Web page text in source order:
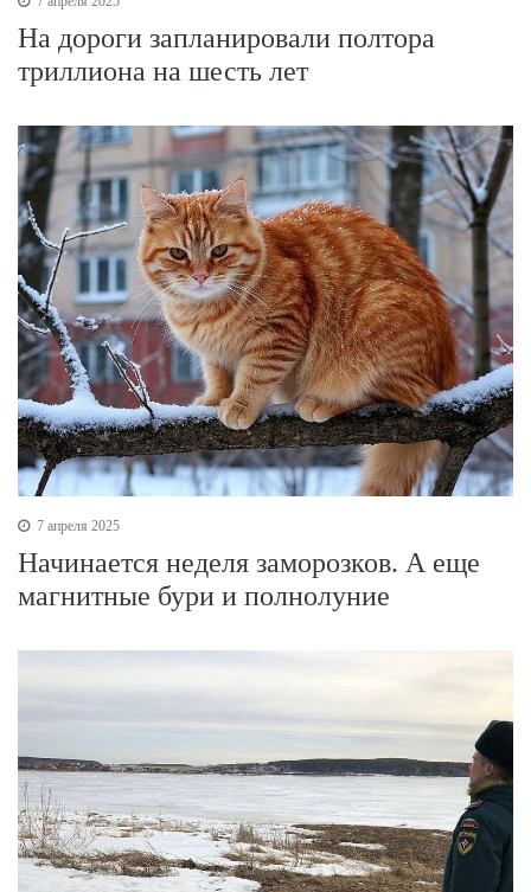
На дороги запланировали полтора
триллиона на шесть лет
7 апреля 2025
Начинается неделя заморозков. А еще
магнитные бури и полнолуние